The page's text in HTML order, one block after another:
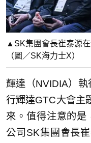
▲SK集團會長崔泰源
（圖／SK海力士X）
輝達（NVIDIA）
行輝達GTC大會主
來。值得注意的是
公司SK集團會長